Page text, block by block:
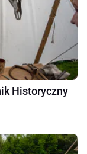
Historyczny